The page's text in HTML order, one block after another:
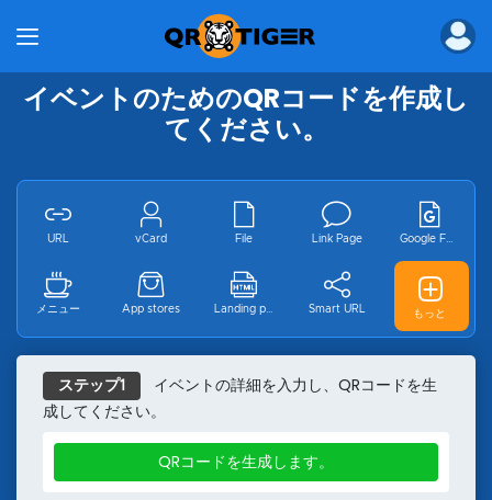
製品
QRコードの一括生成器
QRコード生成API
企業向けQRコードジェネレータ
エンタープライズ向けデジタル名刺
産業
レストラン用のQRコード
マーケティング用のQRコード
eコマースのためのQRコード
物流用のQRコード
イベント用のQRコード
不動産用のQRコード
製造業のためのQRコード
医療のためのQRコード
イベントのためのQRコードを作成し
てください。
URL vCard File Link Page
メニュー App stores Smart URL
MP3 ビデオ Wifi Email ja
イベント Pinterest
もっと
ステップ1
イベントの詳細を入力し、QRコードを生
成してください。
QRコードを生成します。